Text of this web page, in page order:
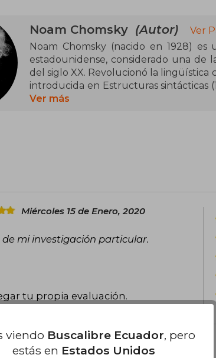
Noam Chomsky (Autor)
Ver
Noam Chomsky (nacido en 1928)
estadounidense, considerado una de
del siglo XX. Revolucionó la lingüística
introducida en Estructuras sintácticas
teoría de la sintaxis (1965). Su
Edward S. Herman, coescribió Los
incluyen Hegemonía o supervivencia
estadounidense , y Reflexiones
perspectiva racionalista sobre la
ensayos políticos, lingüística y
Ver más
Miércoles 15 de Enero, 2020
mi investigación particular.
tu propia evaluación.
viendo Buscalibre Ecuador, pero
estás en Estados Unidos